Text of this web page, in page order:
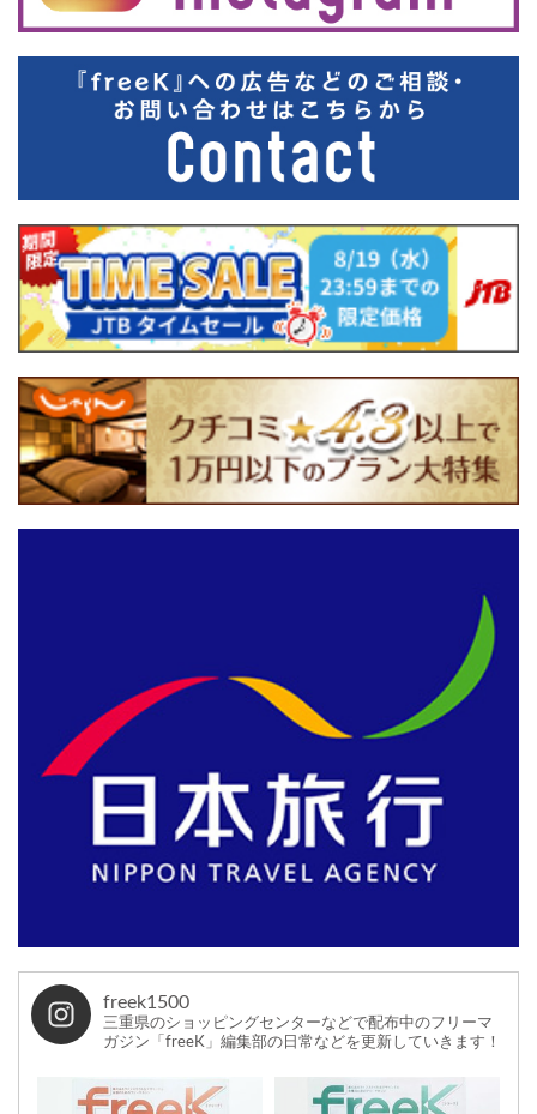
freek1500
三重県のショッピングセンターなどで配布中のフリーマ
ガジン「freeK」編集部の日常などを更新していきます！